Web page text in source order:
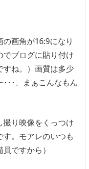
画角が16:9になり
でブログに貼り付け
すね。）画質は多少
･･、まぁこんなもん
り映像をくっつけ
。モアレのいつも
ですから）